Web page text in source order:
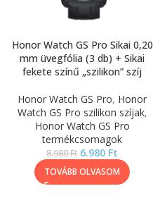
Honor Watch GS Pro Sikai 0,20
mm üvegfólia (3 db) + Sikai
fekete színű „szilikon” szíj
Honor Watch GS Pro, Honor
Watch GS Pro szilikon szíjak,
Honor Watch GS Pro
termékcsomagok
8.980Ft 6.980 Ft
TOVÁBB OLVASOM